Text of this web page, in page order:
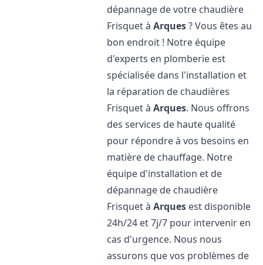
dépannage de votre chaudière
Frisquet àArques? Vous êtes au
bon endroit ! Notre équipe
d'experts en plomberie est
spécialisée dans l'installation et
la réparation de chaudières
Frisquet àArques. Nous offrons
des services de haute qualité
pour répondre à vos besoins en
matière de chauffage. Notre
équipe d'installation et de
dépannage de chaudière
Frisquet àArques est disponible
24h/24 et 7j/7 pour intervenir en
cas d'urgence. Nous nous
assurons que vos problèmes de